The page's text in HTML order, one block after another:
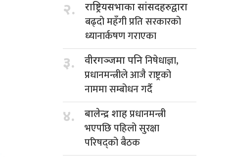
२. राष्ट्रियसभाका सांसदहरुद्वारा
बढ्दो महँगी प्रति सरकारको
ध्यानार्कषण गराएका
३. वीरगञ्जमा पनिनिषेधाज्ञा,
प्रधानमन्त्रीले आजै राष्ट्रको
नाममा सम्बोधन गर्दै
४. बालेन्द्र शाहप्रधानमन्त्री
भएपछि पहिलो सुरक्षा
परिषद्को बैठक